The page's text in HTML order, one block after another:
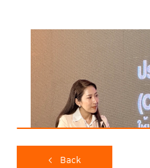
Back